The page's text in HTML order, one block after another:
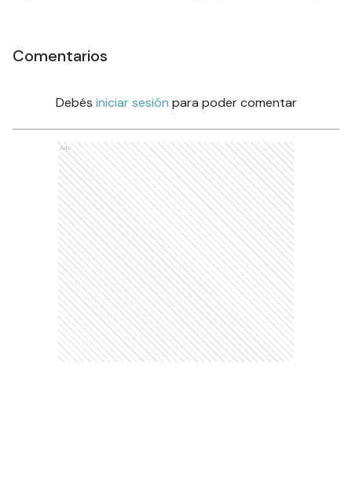
Comentarios
Debés iniciar sesión para poder comentar
Ads